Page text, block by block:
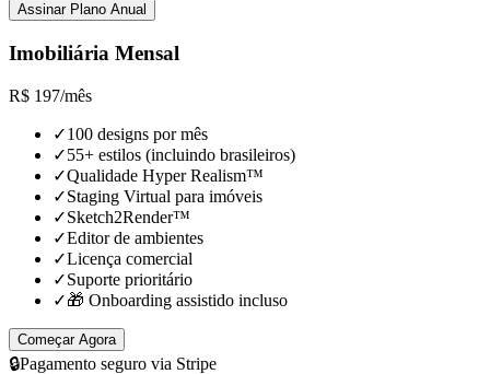
Assinar Plano Anual
Imobiliária Mensal
R$ 197/mês
✓100 designs por mês
✓55+ estilos (incluindo brasileiros)
✓Qualidade Hyper Realism™
✓Staging Virtual para imóveis
✓Sketch2Render™
✓Editor de ambientes
✓Licença comercial
✓Suporte prioritário
✓🎁 Onboarding assistido incluso
Começar Agora
🔒Pagamento seguro via Stripe